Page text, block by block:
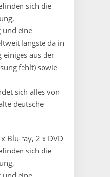
sich die
und eine
längste da in
einiges aus der
fehlt) sowie
sich alles von
deutsche
Blu-ray, 2 x DVD
sich die
und eine